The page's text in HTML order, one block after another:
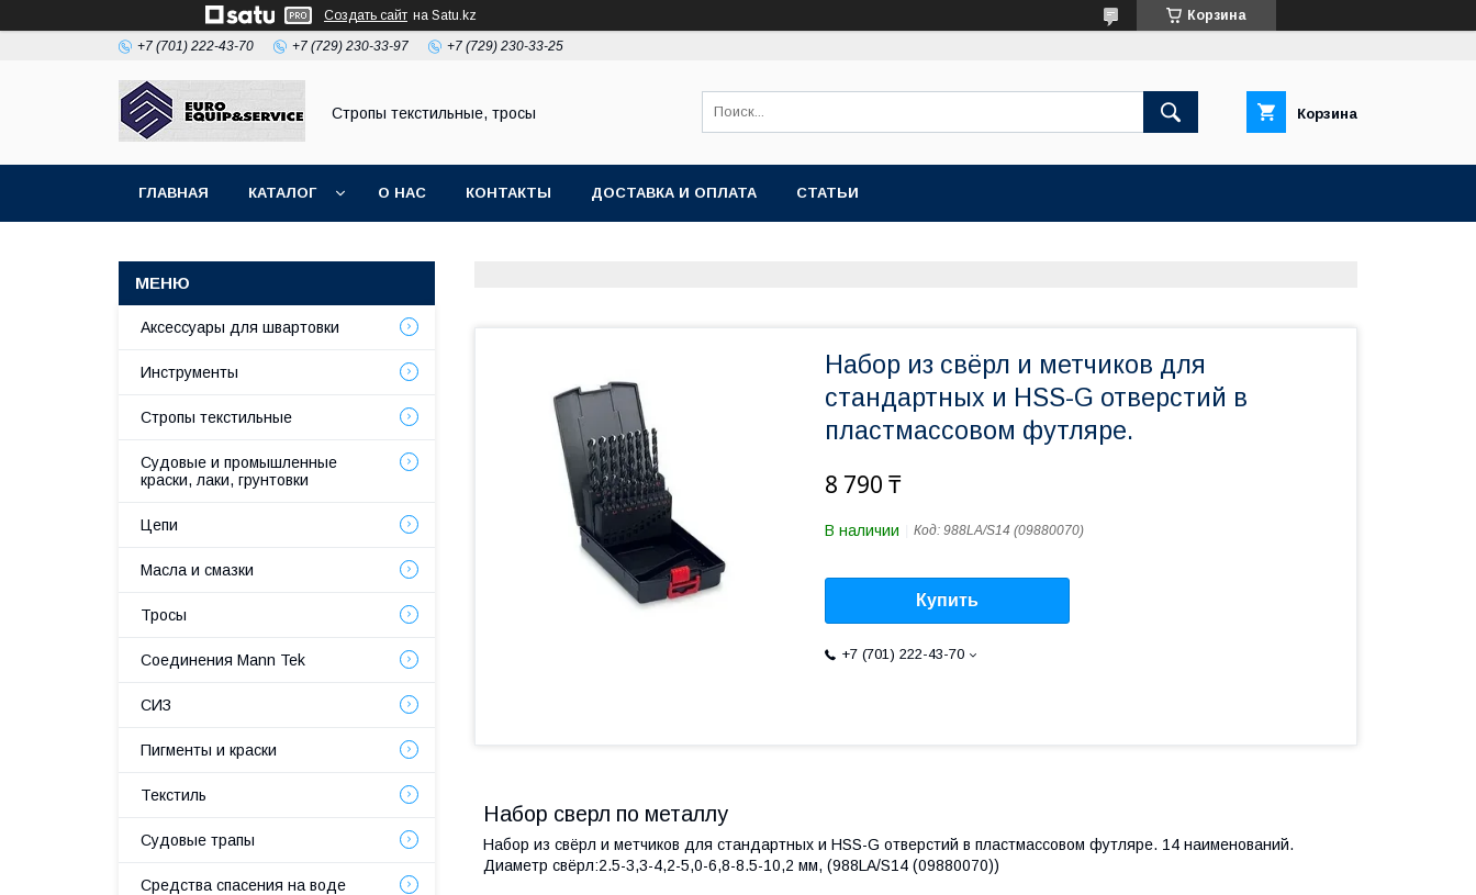
Создать сайт на Satu.kz Корзина
+7 (701) 222-43-70 +7 (729) 230-33-97 +7 (729) 230-33-25
Стропы текстильные, тросы Корзина
ГЛАВНАЯ КАТАЛОГ О НАС КОНТАКТЫ ДОСТАВКА И ОПЛАТА СТАТЬИ
Набор из свёрл и метчиков для
стандартных и HSS-G отверстий в
пластмассовом футляре.
8 790 ₸
В наличии Код: 988LA/S14 (09880070)
Купить
+7 (701) 222-43-70
Набор сверл по металлу
Набор из свёрл и метчиков для стандартных и HSS-G отверстий в пластмассовом футляре. 14 наименований.
Диаметр свёрл:2.5-3,3-4,2-5,0-6,8-8.5-10,2 мм, (988LA/S14 (09880070))
Аксессуары для швартовки
Инструменты
Стропы текстильные
Судовые и промышленные
краски, лаки, грунтовки
Цепи
Масла и смазки
Тросы
Соединения Mann Tek
СИЗ
Пигменты и краски
Текстиль
Судовые трапы
Средства спасения на воде